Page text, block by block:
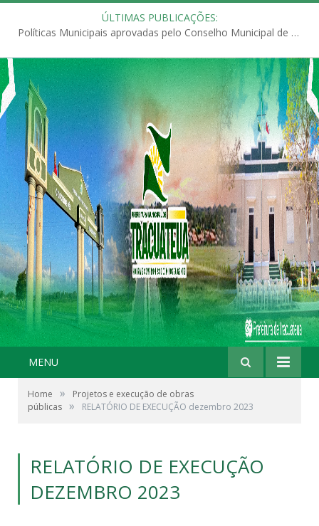
ÚLTIMAS PUBLICAÇÕES:
Políticas Municipais aprovadas pelo Conselho Municipal de Educação (CME)
MENU
Home »
Projetos e execução de obras
públicas » RELATÓRIO DE EXECUÇÃO dezembro 2023
RELATÓRIO DE EXECUÇÃO
DEZEMBRO 2023